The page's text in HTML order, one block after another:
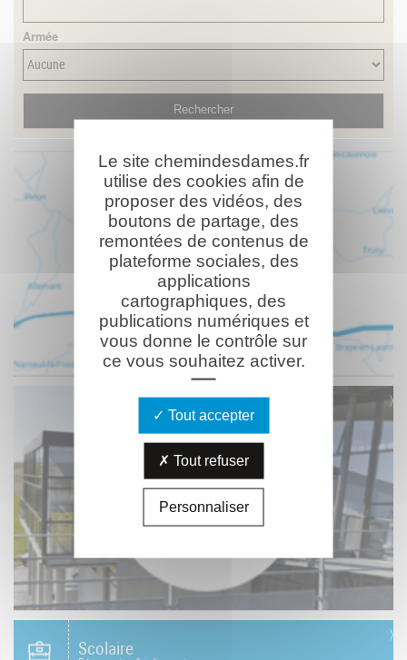
Armée
Scolaire
Le site chemindesdames.fr
utilise des cookies afin de
proposer des vidéos, des
boutons de partage, des
remontées de contenus de
plateforme sociales, des
applications
cartographiques, des
publications numériques et
vous donne le contrôle sur
ce vous souhaitez activer.
Tout accepter
Tout refuser
Personnaliser